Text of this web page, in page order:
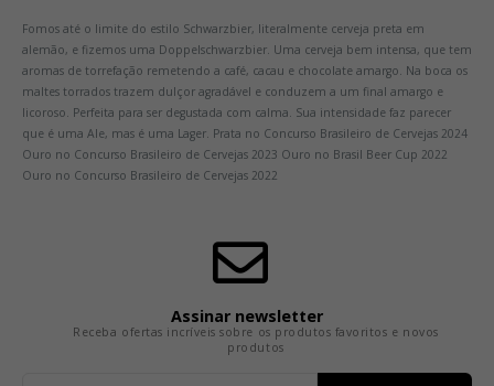
Fomos até o limite do estilo Schwarzbier, literalmente cerveja preta em
alemão, e fizemos uma Doppelschwarzbier. Uma cerveja bem intensa, que tem
aromas de torrefação remetendo a café, cacau e chocolate amargo. Na boca os
maltes torrados trazem dulçor agradável e conduzem a um final amargo e
licoroso. Perfeita para ser degustada com calma. Sua intensidade faz parecer
que é uma Ale, mas é uma Lager. Prata no Concurso Brasileiro de Cervejas 2024
Ouro no Concurso Brasileiro de Cervejas 2023 Ouro no Brasil Beer Cup 2022
Ouro no Concurso Brasileiro de Cervejas 2022
Assinar newsletter
Receba ofertas incríveis sobre os produtos favoritos e novos
produtos